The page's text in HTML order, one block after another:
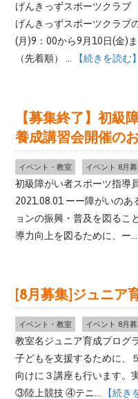
げんきっずスポーツクラ
げんきっずスポーツクラブ
(月)9：00から9月10日(金)
（先着順） ...
【続きを読む】
【募集終了】初級
養成講習会開催の
イベント・教室 イベント 8月
初級障がい者スポーツ指導
2021.08.01 ーー障がいの
ョンの振興・普及を図るこ
導力向上を図るために、ー...
[8月募集]ジュニア
イベント・教室 イベント 8月
教室名ジュニア育成プログ
子どもを支援するために、
向けに３講座も行います
③陸上競技 ④テニ...
【続き